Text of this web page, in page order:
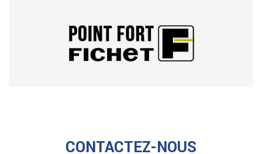
CONTACTEZ-NOUS